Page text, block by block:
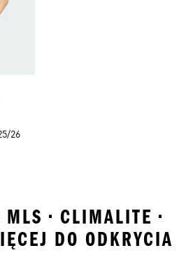
26
• CLIMALITE •
DO ODKRYCIA